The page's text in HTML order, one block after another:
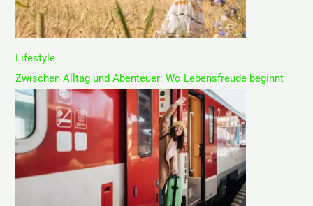
Lifestyle
Zwischen Alltag und Abenteuer: Wo Lebensfreude beginnt